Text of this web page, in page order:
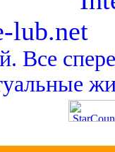
lub.net
Все